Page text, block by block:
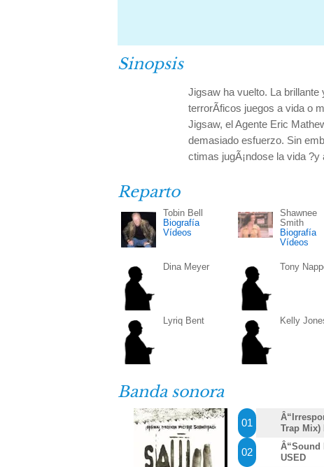
Sinopsis
Jigsaw ha vuelto. La
terrorÃ­ficos juegos a vida o
Jigsaw, el Agente Eric
demasiado esfuerzo. Sin
ctimas jugÃ¡ndose la vida
Reparto
Tobin Bell
Biografía
Vídeos
Shawnee
Smith
Biografía
Vídeos
Dina Meyer Tony
Lyriq Bent Kelly
Banda sonora
01
Trap Mix)
02
Â“Sound
USED